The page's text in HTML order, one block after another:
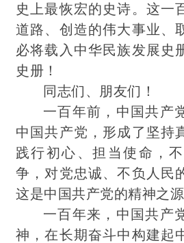
史上最恢宏的史诗。这一
道路、创造的伟大事业、
必将载入中华民族发展史
史册！
同志们、朋友们！
一百年前，中国共产
中国共产党，形成了坚持
践行初心、担当使命，
争，对党忠诚、不负人民
这是中国共产党的精神之源
一百年来，中国共产
神，在长期奋斗中构建起